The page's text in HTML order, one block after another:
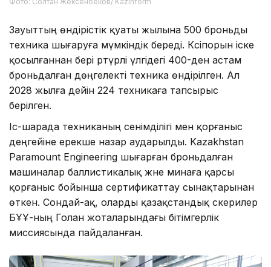
Зауыттың өндірістік қуаты жылына 500 броньды
техника шығаруға мүмкіндік береді. Кәсіпорын іске
қосылғаннан бері әртүрлі үлгідегі 400-ден астам
броньдалған дөңгелекті техника өндірілген. Ал
2028 жылға дейін 224 техникаға тапсырыс
берілген.
Іс-шарада техниканың сенімділігі мен қорғаныс
деңгейіне ерекше назар аударылды. Kazakhstan
Paramount Engineering шығарған броньдалған
машиналар баллистикалық және минаға қарсы
қорғаныс бойынша сертификаттау сынақтарынан
өткен. Сондай-ақ, оларды қазақстандық әскерилер
БҰҰ-ның Голан жоталарындағы бітімгерлік
миссиясында пайдаланған.